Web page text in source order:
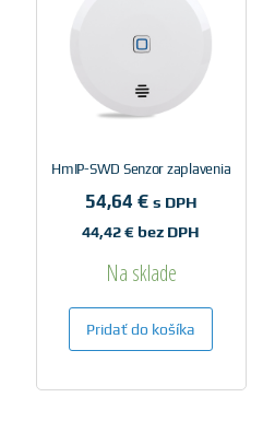
HmIP-SWD Senzor zaplavenia
54,64 € s DPH
44,42€ bez DPH
Na sklade
Pridať do košíka